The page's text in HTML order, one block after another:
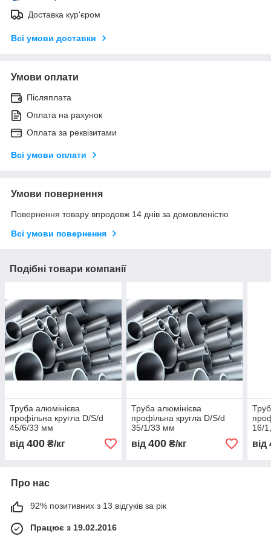
Доставка кур'єром
Всі умови доставки
Умови оплати
Післяплата
Оплата на рахунок
Оплата за реквізитами
Всі умови оплати
Умови повернення
Повернення товару впродовж 14 днів за домовленістю
Всі умови повернення
Подібні товари компанії
Труба алюмінієва
профільна кругла D/S/d
45/6/33 мм
від 400 ₴/кг
Труба алюмінієва
профільна кругла D/S/d
35/1/33 мм
від 400₴/кг
16/
від
Про нас
92% позитивних з 13 відгуків за рік
Працює з 19.02.2016